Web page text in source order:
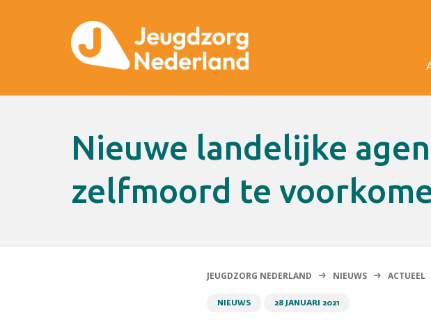
Nieuwe landelijke agenda om
zelfmoord te
JEUGDZORG NEDERLAND NIEUWS ACTUEEL
NIEUWS 28 JANUARI 2021